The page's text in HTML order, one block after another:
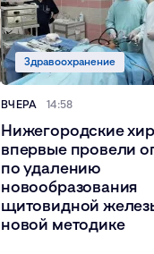
Нижегородские
впервые провели
по удалению
новообразования
щитовидной
новой методике
Здравоохранение
ВЧЕРА 14:58